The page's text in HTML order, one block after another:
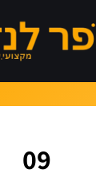
09